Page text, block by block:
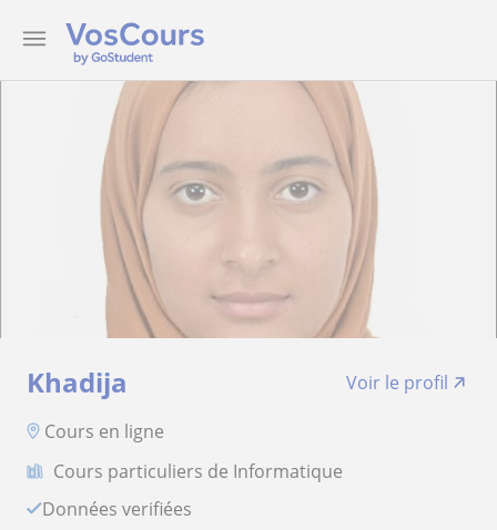
Khadija
Voir le profil
Cours en ligne
Cours particuliers de Informatique
Données verifiées